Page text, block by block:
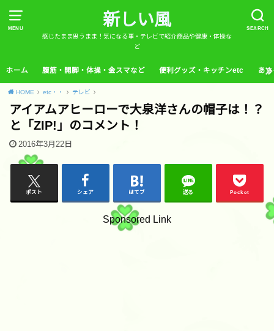
MENU SEARCH
新しい風
感じたまま思うまま！気になる事・テレビで紹介商品や健康・体操な
ど
ホーム 腹筋・開脚・体操・金スマなど 便利グッズ・キッチンetc あ
HOME etc・・ テレビ
アイアムアヒーローで大泉洋さんの帽子は！？
と「ZIP!」のコメント！
2016年3月22日
ポスト シェア はてブ 送る Pocket
Sponsored Link